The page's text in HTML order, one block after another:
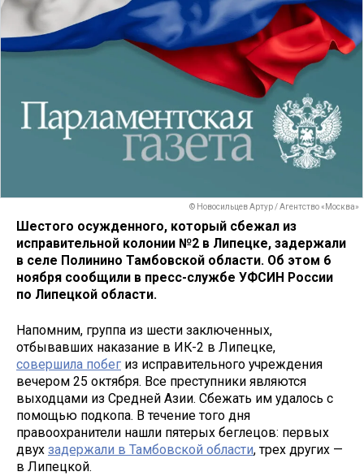
© Новосильцев Артур / Агентство «Москва»
Шестого осужденного, который сбежал из
исправительной колонии №2 в Липецке, задержали
в селе Полинино Тамбовской области. Об этом 6
ноября сообщили в пресс-службе УФСИН России
по Липецкой области.
Напомним, группа из шести заключенных,
отбывавших наказание в ИК-2 в Липецке,
совершила побег из исправительного учреждения
вечером 25 октября. Все преступники являются
выходцами из Средней Азии. Сбежать им удалось с
помощью подкопа. В течение того дня
правоохранители нашли пятерых беглецов: первых
двух задержали в Тамбовской области, трех других —
в Липецкой.